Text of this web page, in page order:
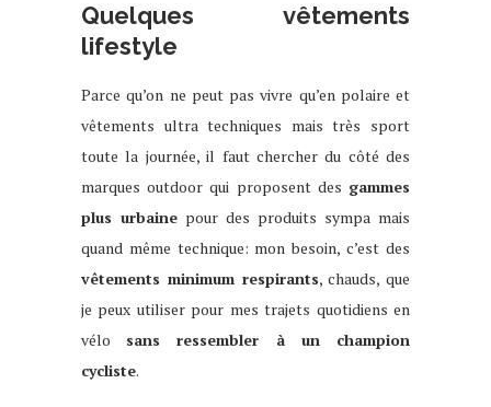
Quelques vêtements
lifestyle
Parce qu’on ne peut pas vivre qu’en polaire et
vêtements ultra techniques mais très sport
toute la journée, il faut chercher du côté des
marques outdoor qui proposent des gammes
plus urbaine pour des produits sympa mais
quand même technique: mon besoin, c’est des
vêtements minimum respirants, chauds, que
je peux utiliser pour mes trajets quotidiens en
vélo sans ressembler à un champion
cycliste.